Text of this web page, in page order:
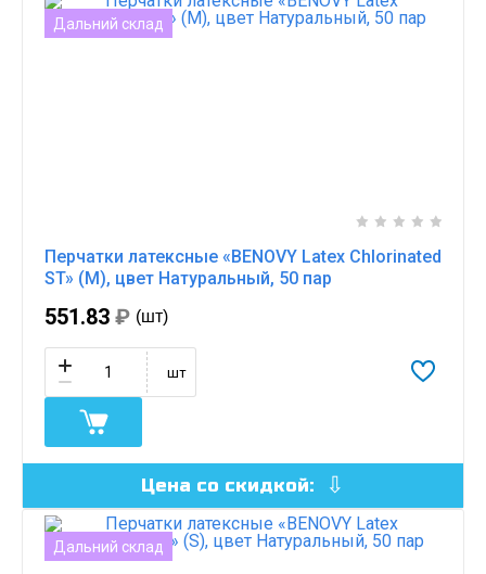
Дальний склад
Перчатки латексные «BENOVY Latex Chlorinated
ST» (M), цвет Натуральный, 50 пар
551.83 ₽ (шт)
шт
Цена со скидкой:
Дальний склад